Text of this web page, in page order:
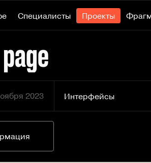
Специалисты Проекты
2023 Интерфейсы